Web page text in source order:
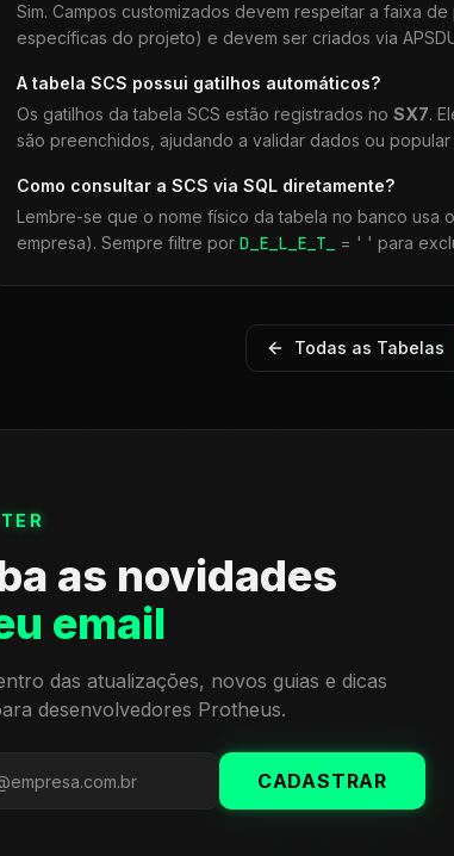
Sim. Campos customizados devem respeitar a faixa
específicas do projeto) e devem ser criados via
A tabela SCS possui gatilhos automáticos?
Os gatilhos da tabela SCS estão registrados no SX7.
são preenchidos, ajudando a validar dados ou
Como consultar a SCS via SQL diretamente?
Lembre-se que o nome físico da tabela no banco usa
empresa). Sempre filtre por D_E_L_E_T_ = ' ' para
Todas as Tabelas
as novidades
email
das atualizações, novos guias e dicas
desenvolvedores Protheus.
CADASTRAR